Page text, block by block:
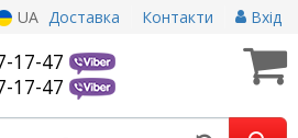
UA Доставка Контакти Вхід
17-47
17-47